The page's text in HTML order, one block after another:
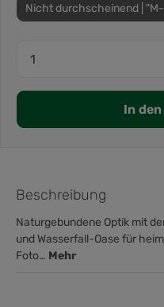
Nicht durchscheinend |
In
Beschreibung
Naturgebundene Optik mit
und Wasserfall-Oase für
Foto… Mehr